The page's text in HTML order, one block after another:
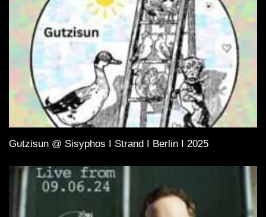
Gutzisun @ Sisyphos I Strand I Berlin I 2025